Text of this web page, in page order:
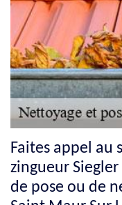
Faites appel au
zingueur
de pose ou de